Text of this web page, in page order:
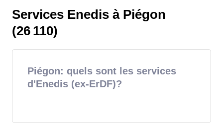
Services Enedis à Piégon
(26 110)
Piégon: quels sont les services
d'Enedis (ex-ErDF)?